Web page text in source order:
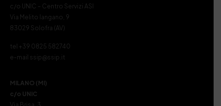
c/o UNIC – Centro Servizi ASI
Via Melito Iangano, 9
83029 Solofra (AV)
tel +39 0825 582740
e-mail ssip@ssip.it
MILANO (MI)
c/o UNIC